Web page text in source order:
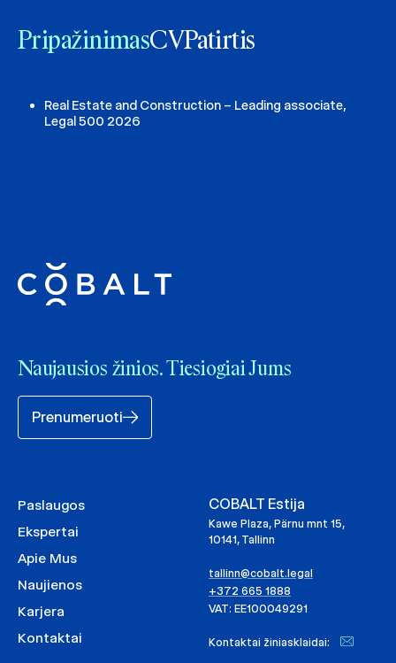
PripažinimasCVPatirtis
Real Estate and Construction – Leading associate,
Legal 500 2026
Naujausios žinios. Tiesiogiai Jums
Prenumeruoti
Paslaugos
Ekspertai
Apie Mus
Naujienos
Karjera
Kontaktai
COBALT Estija
Kawe Plaza, Pärnu mnt 15,
10141, Tallinn
tallinn@cobalt.legal
+372 665 1888
VAT: EE100049291
Kontaktai žiniasklaidai: